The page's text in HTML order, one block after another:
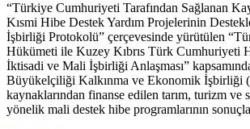
“Türkiye Cumhuriyeti Tarafından Sağlanan
Kısmi Hibe Destek Yardım Projelerinin
İşbirliği Protokolü” çerçevesinde yürütülen
Hükümeti ile Kuzey Kıbrıs Türk Cumhuriyeti
İktisadi ve Mali İşbirliği Anlaşması”
Büyükelçiliği Kalkınma ve Ekonomik İşbirliği
kaynaklarından finanse edilen tarım, turizm ve
yönelik mali destek hibe programlarının